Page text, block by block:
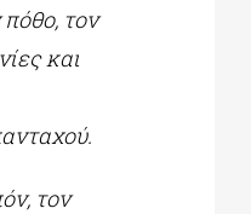
τον
και
τον